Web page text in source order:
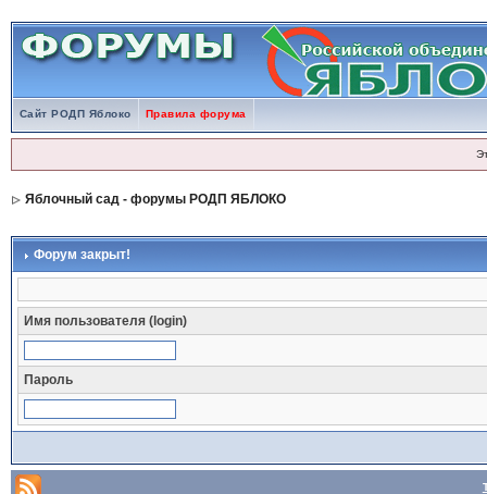
Сайт РОДП Яблоко Правила форума
Яблочный сад - форумы РОДП ЯБЛОКО
Форум закрыт!
Имя пользователя (login)
Пароль